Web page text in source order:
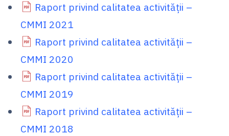
Raport privind calitatea activităţii –
CMMI 2021
Raport privind calitatea activităţii –
CMMI 2020
Raport privind calitatea activităţii –
CMMI 2019
Raport privind calitatea activităţii –
CMMI 2018